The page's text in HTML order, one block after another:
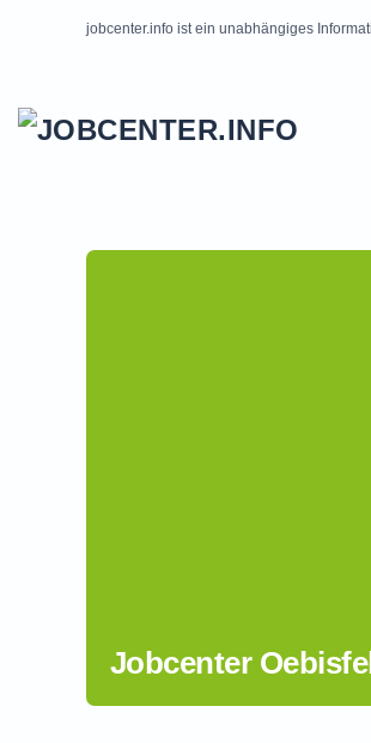
jobcenter.info ist ein unabhängiges
Jobcenter